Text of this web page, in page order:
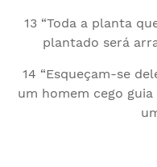
13 “Toda a planta
plantado será
14 “Esqueçam-se
um homem cego